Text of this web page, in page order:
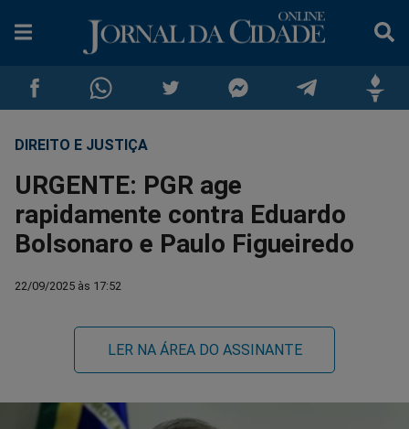
Compartilhar
no
Facebook
Compartilhar
no
Whatsapp
Compartilhar
no
Twitter
no
MessengerTelegramGettr
DIREITO E JUSTIÇA
URGENTE: PGR age
rapidamente contra Eduardo
Bolsonaro e Paulo Figueiredo
22/09/2025 às 17:52
LER NA ÁREA DO ASSINANTE